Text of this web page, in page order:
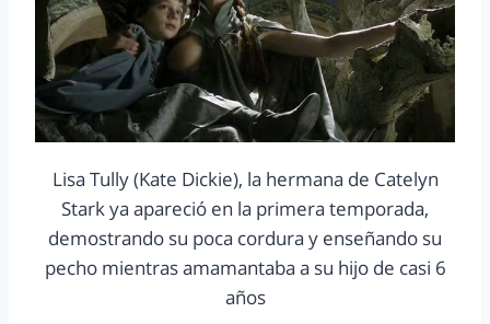
Lisa Tully (Kate Dickie), la hermana de Catelyn
Stark ya apareció en la primera temporada,
demostrando su poca cordura y enseñando su
pecho mientras amamantaba a su hijo de casi 6
años